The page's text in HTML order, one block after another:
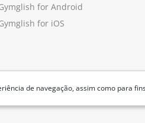
de navegação, assim como para
for Android
for iOS